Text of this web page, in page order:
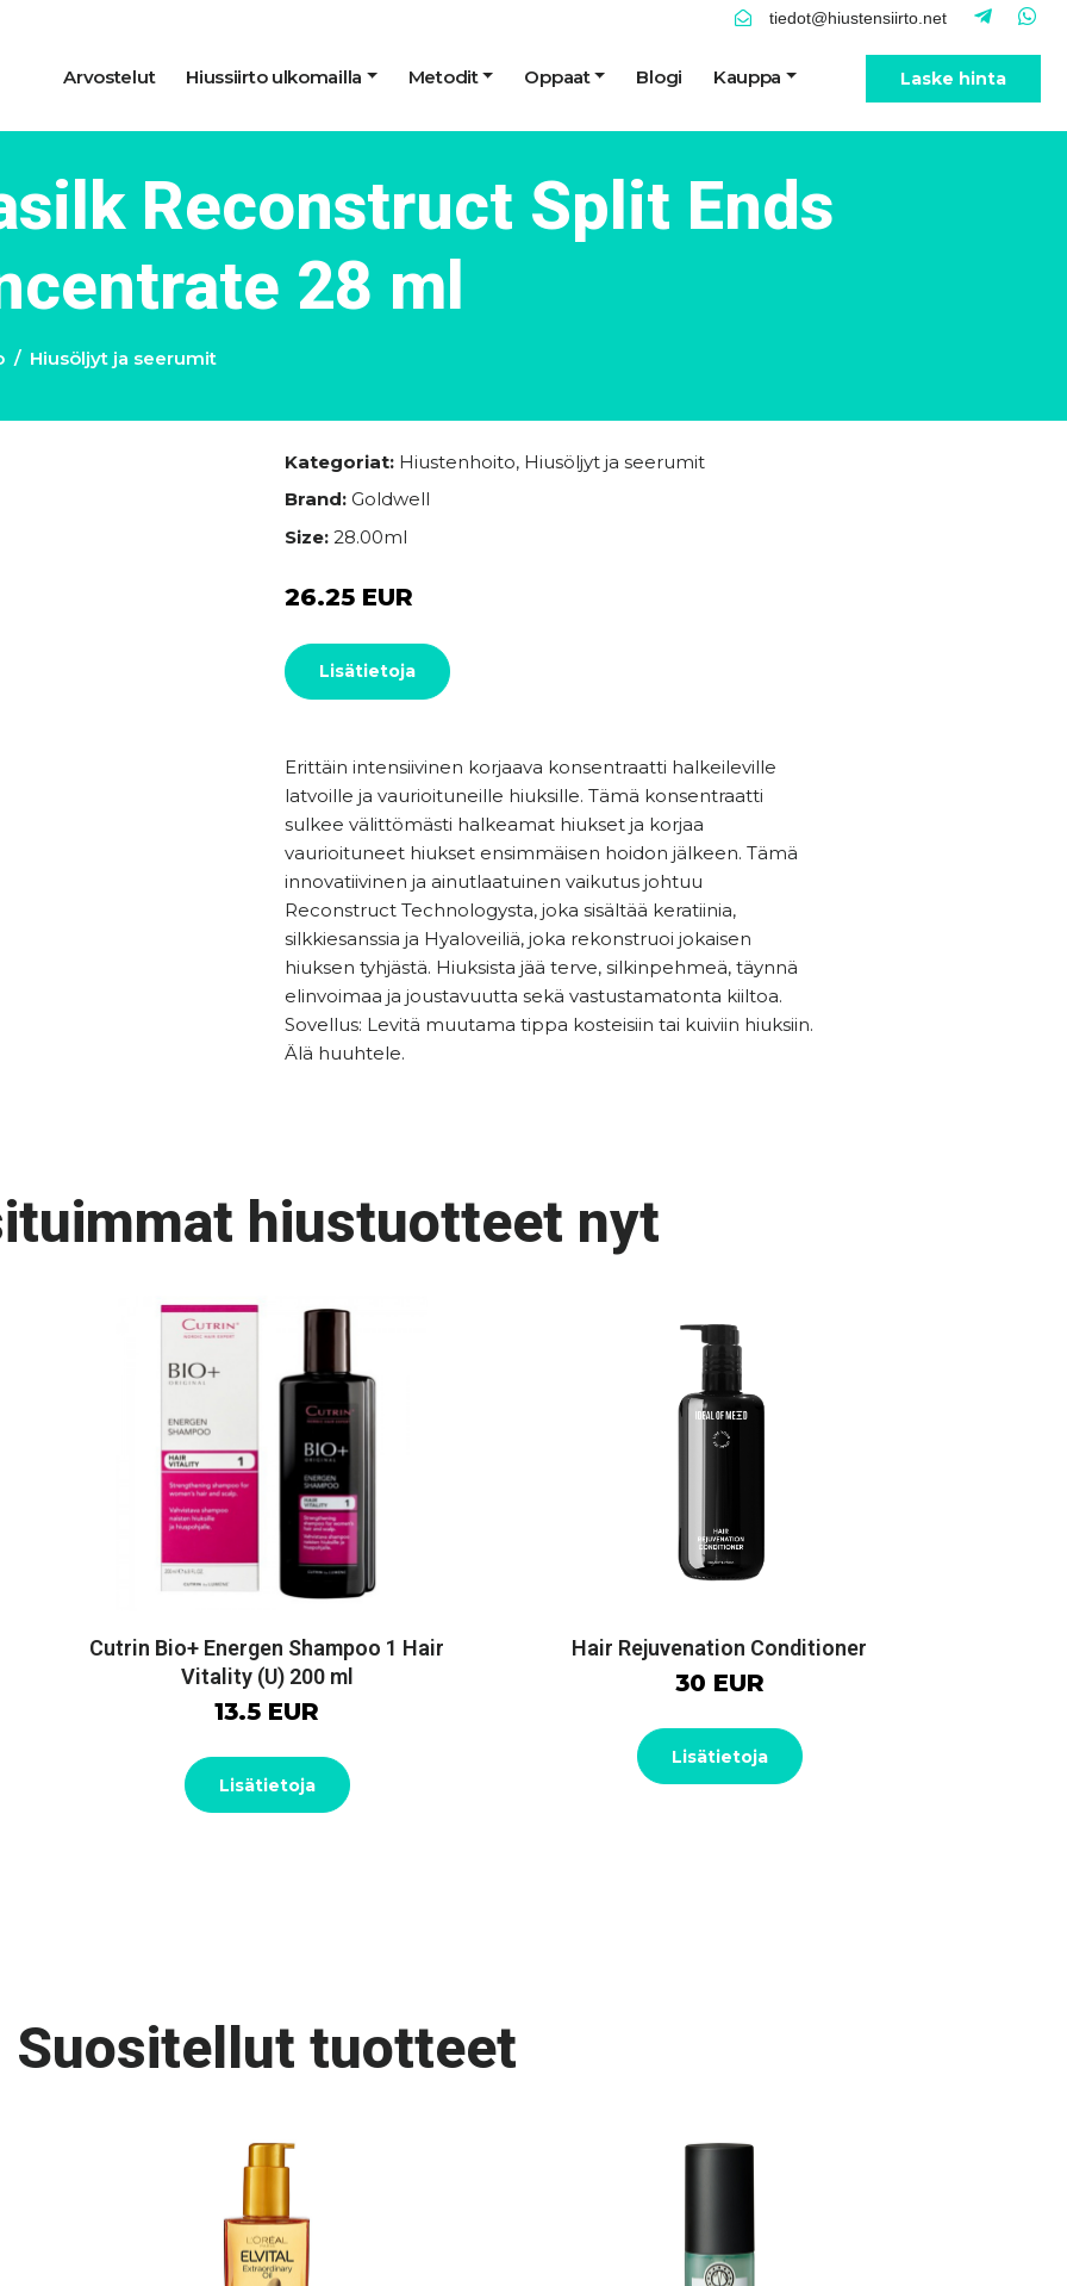
tiedot@hiustensiirto.net
Arvostelut Hiussiirto ulkomailla Metodit Oppaat Blogi Kauppa Laske hinta
Reconstruct Split Ends
28 ml
Hiusöljyt ja seerumit
Kategoriat: Hiustenhoito, Hiusöljyt ja seerumit
Brand: Goldwell
Size: 28.00ml
26.25 EUR
Lisätietoja
Erittäin intensiivinen korjaava konsentraatti halkeileville
latvoille ja vaurioituneille hiuksille. Tämä konsentraatti
sulkee välittömästi halkeamat hiukset ja korjaa
vaurioituneet hiukset ensimmäisen hoidon jälkeen. Tämä
innovatiivinen ja ainutlaatuinen vaikutus johtuu
Reconstruct Technologysta, joka sisältää keratiinia,
silkkiesanssia ja Hyaloveiliä, joka rekonstruoi jokaisen
hiuksen tyhjästä. Hiuksista jää terve, silkinpehmeä, täynnä
elinvoimaa ja joustavuutta sekä vastustamatonta kiiltoa.
Sovellus: Levitä muutama tippa kosteisiin tai kuiviin hiuksiin.
Älä huuhtele.
hiustuotteet nyt
Cutrin Bio+ Energen Shampoo 1 Hair
Vitality (U) 200 ml
13.5 EUR
Lisätietoja
Hair Rejuvenation Conditioner
30 EUR
Lisätietoja
Suositellut tuotteet